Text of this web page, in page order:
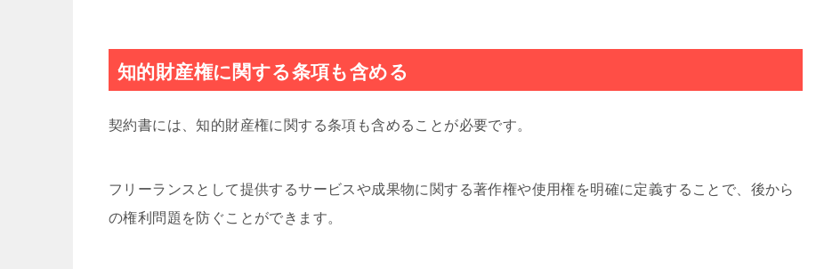
知的財産権に関する条項も含める
契約書には、知的財産権に関する条項も含めることが必要です。
フリーランスとして提供するサービスや成果物に関する著作権や使用権を明確に定義することで、後から
の権利問題を防ぐことができます。